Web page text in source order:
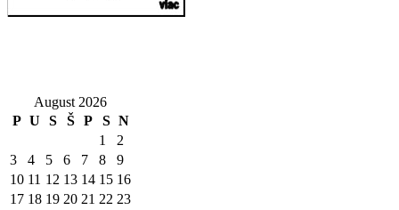
August 2026
P U S Š P S N
1
2
3
4 5 6 7 8
9
10 11 12 13 14 15 16
17 18 19 20 21 22 23